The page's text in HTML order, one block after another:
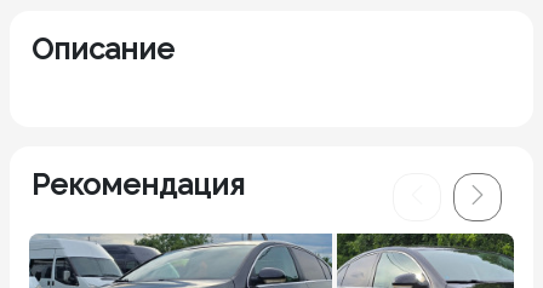
Описание
Рекомендация